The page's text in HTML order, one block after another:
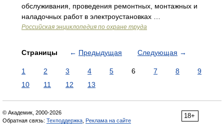
обслуживания, проведения ремонтных, монтажных и
наладочных работ в электроустановках …
Российская энциклопедия по охране труда
Страницы ← Предыдущая Следующая →
1 2 3 4 5 6 7 8
9
10
11 12 13
18+
© Академик, 2000-2026
Обратная связь: Техподдержка Реклама на сайте